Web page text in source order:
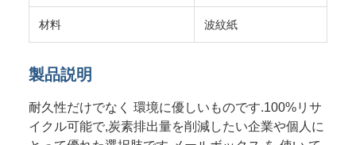
材料 波紋紙
製品説明
耐久性だけでなく 環境に優しいものです.100%リサ
イクル可能で,炭素排出量を削減したい企業や個人に